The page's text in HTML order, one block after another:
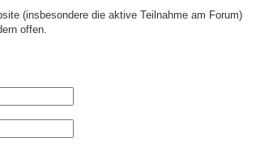
(insbesondere die aktive Teilnahme am Forum)
offen.